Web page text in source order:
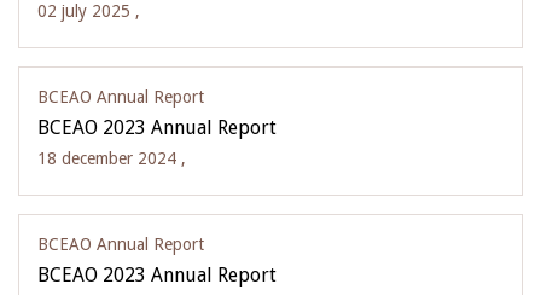
02 july 2025 ,
BCEAO Annual Report
BCEAO 2023 Annual Report
18 december 2024 ,
BCEAO Annual Report
BCEAO 2023 Annual Report